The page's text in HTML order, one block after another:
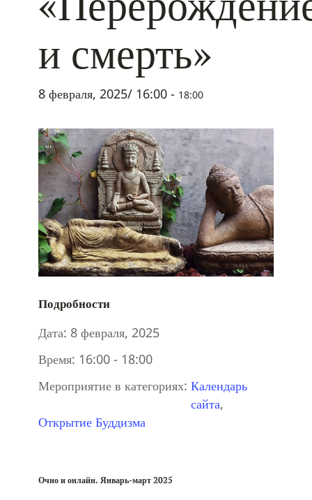
и смерть»
8 февраля, 2025/ 16:00 - 18:00
Подробности
Дата: 8 февраля, 2025
Время: 16:00 - 18:00
Мероприятие в категориях: Календарь
сайта,
Открытие Буддизма
Очно и онлайн. Январь-март 2025